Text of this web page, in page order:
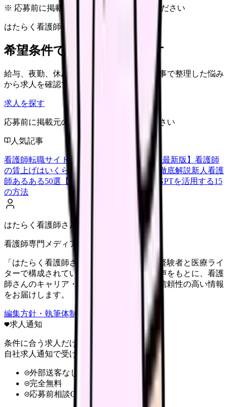
※ 応募前に掲載元の最新情報を確認してください
はたらく看護師さん 求人
希望条件で看護師求人を探す
給与、夜勤、休み、ブランクなど、この記事で整理した悩み
から求人を確認できます。
求人を探す
応募前に掲載元の最新情報を確認してください
人気記事
看護師転職サイトランキングTOP5【2026年最新版】 看護師
の賃上げはいくら？2026年度の最新情報を徹底解説新人看護
師あるある50選【共感必至】
看護師がChatGPTを活用する15
の方法
はたらく看護師さん編集部
看護師専門メディア
「はたらく看護師さん」編集部は、看護師経験者と医療ライ
ターで構成されています。現場のリアルな声をもとに、看護
師さんのキャリア・転職・働き方に関する信頼性の高い情報
をお届けします。
編集方針・執筆体制・監修体制を見る
求人通知
条件に合う求人だけ
自社求人通知で受け取る
外部送客なし
完全無料
応募前相談OK